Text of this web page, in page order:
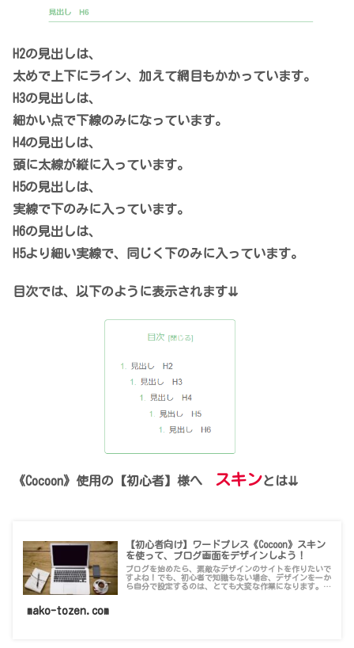
H2の見出しは、
太めで上下にライン、加えて網目もかかっています。
H3の見出しは、
細かい点で下線のみになっています。
H4の見出しは、
頭に太線が縦に入っています。
H5の見出しは、
実線で下のみに入っています。
H6の見出しは、
H5より細い実線で、同じく下のみに入っています。
目次では、以下のように表示されます⇊
《Cocoon》使用の【初心者】様へ スキンとは⇊
【初心者向け】ワードプレス《Cocoon》スキン
を使って、ブログ画面をデザインしよう！
ブログを始めたら、素敵なデザインのサイトを作りたいで
すよね！でも、初心者で知識もない場合、デザインを一か
ら自分で設定するのは、とても大変な作業になります。そ
mako-tozen.com